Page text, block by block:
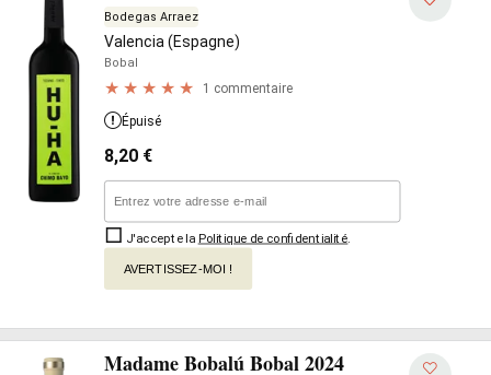
Bodegas Arraez
Valencia (Espagne)
Bobal
1 commentaire
Épuisé
8,20 €
J'accepte la Politique de confidentialité
AVERTISSEZ-MOI !
Madame Bobalú Bobal 2024